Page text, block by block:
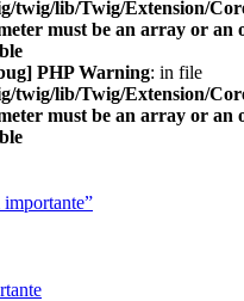
twig/lib/Twig/Extension/
must be an array or an
PHP Warning: in file
twig/lib/Twig/Extension/
must be an array or an